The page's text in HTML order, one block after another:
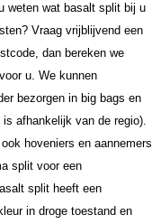
weten wat basalt split bij u
Vraag vrijblijvend een
dan bereken we
u. We kunnen
bezorgen in big bags en
afhankelijk van de regio).
hoveniers en aannemers
split voor een
split heeft een
in droge toestand en